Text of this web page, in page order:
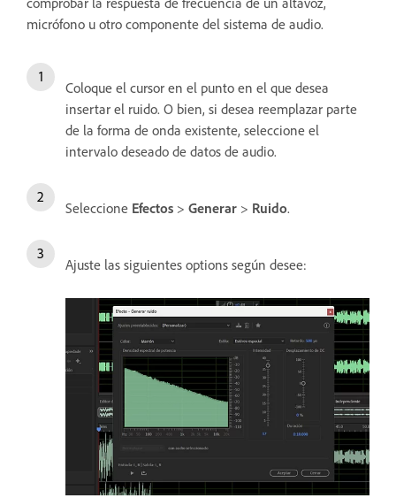
micrófono u otro componente del sistema de audio.
Coloque el cursor en el punto en el que desea
insertar el ruido. O bien, si desea reemplazar parte
de la forma de onda existente, seleccione el
intervalo deseado de datos de audio.
Seleccione Efectos > Generar > Ruido.
Ajuste las siguientes options según desee: